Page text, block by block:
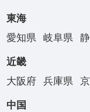
東海
愛知県
岐阜県
近畿
大阪府
兵庫県
中国